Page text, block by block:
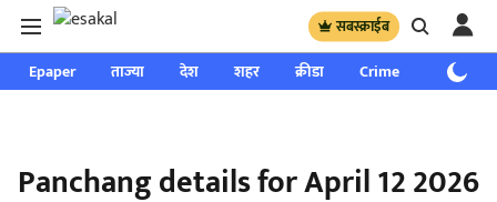
सबस्क्राईब
Epaper ताज्या देश शहर क्रीडा Crime साप्ताहिक
Panchang details for April 12 2026